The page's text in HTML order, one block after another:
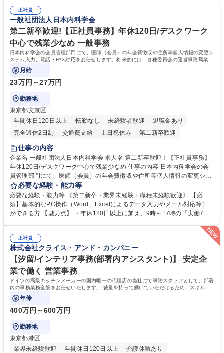
に、インバウンドのトップブランドに成長しております■旅が業務であ
り、日常です。旅好きにはこれ以上ない環境です 募集職種 【企画営業/行
政・企業向け観光推進支援】旅行ガイドブック『地球の歩き方』
であり、「地球の歩き方」としてどう取り組むか、共に形を作るコアメン
バーとして活躍いただきます。 学歴・資格 学歴：大学院 大学 語学力： 資
格：
正社員
一般社団法人日本内科学会
第二新卒歓迎!【正社員事務】年休120日/デスクワーク
中心で残業少なめ 一般事務
日本内科学会の会員管理部門にて、医師（会員）の年会費徴収や住所等個人情報の変更シ
ステム入力、電話・FAX対応をお任せします。将来的には、各種委員会の運営事務局業務
などにも幅広く携わっていただきます。
月給
23万円～27万円
勤務地
東京都文京区
年間休日120日以上
転勤なし 未経験者歓迎
退職金あり
完全週休2日制
交通費支給 土日祝休み 第二新卒歓迎
仕事の内容
企業名 一般社団法人日本内科学会 求人名 第二新卒歓迎！【正社員事務】
年休120日/デスクワーク中心で残業少なめ 仕事の内容 日本内科学会の会
員管理部門にて、医師（会員）の年会費徴収や住所等個人情報の変更シス
テム入力、電話・FAX対応をお任せします。将来的には、各種委員会の運
営事務局業務などにも幅広く携わっていただきます。 【会員管理・データ
入力業務】 ・医師（会員）の住所変更、個人情報のシステム登録・更新
・年会費の徴収管理や入金データの照合確認 【問い合わせ対応】 ・会員
年休120日/デスクワーク中心で残業少なめ
必要な経験・能力等
必要な経験・能力等 《第二新卒・業界未経験・職種未経験歓迎》 【必
須】基本的なPC操作（Word、Excelによるデータ入力やメール対応等）
ができる方 【魅力点】 ・年休120日以上に加え、9時～17時の「実働7時
務（各種委員会運営）】 ・学会内における各種委員会のスケジュール調
整、資料作成、当日の運営サポート 学歴・資格 学歴：大学院 大学 語学
力： 資格：
正社員
株式会社クライス・アンド・カンパニー
【汐留/インテリア事務(部署内アシスタント)】 安定企
業で働く 営業事務
ドイツの高級キッチンメーカーの国内唯一の代理店の当社にて事務スタッフとして、部署
内の事務業務全般をお任せいたします。 裁量を持って働いていただけるため、スキルア
ップも可能です。
年俸
400万円～600万円
勤務地
東京都港区
業界未経験歓迎
年間休日120日以上
介護休暇あり